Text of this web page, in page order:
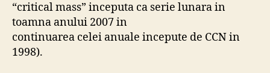
“critical mass” inceputa ca serie lunara in
toamna anului 2007 in
continuarea celei anuale incepute de CCN in
1998).